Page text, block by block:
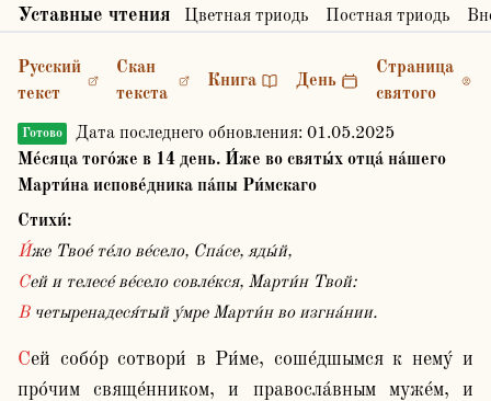
Уставные чтения Цветная триодь Постная триодь
Русский
текст
Скан
текста
Книга День
Страница
святого
Готово Дата последнего обновления: 01.05.2025
Ме́сяца того́же в 14 день. И́же во святы́х отца́ на́шего
Марти́на испове́дника па́пы Ри́мскаго
Стихи́:
И́же Твое́ те́ло ве́село, Спа́се, яды́й,
Сей и телесе́ ве́село совле́кся, Марти́н Твой:
В четыренадеся́тый у́мре Марти́н во изгна́нии.
Сей собо́р сотвори́ в Ри́ме, соше́дшымся к нему́ и
про́чим свяще́нником, и правосла́вным муже́м, и